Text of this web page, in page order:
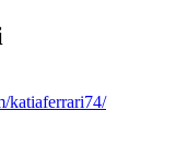
katiaferrari74/